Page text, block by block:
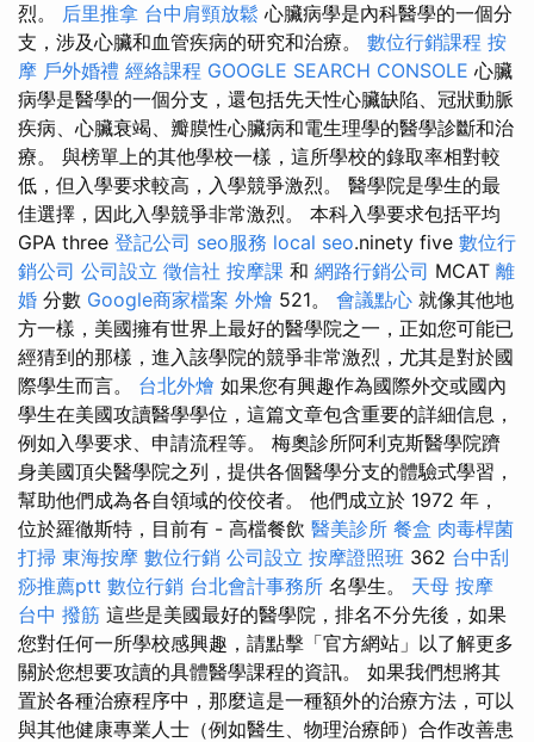
烈。 后里推拿 台中肩頸放鬆 心臟病學是內科醫學的一個分
支，涉及心臟和血管疾病的研究和治療。 數位行銷課程 按
摩 戶外婚禮 經絡課程 GOOGLE SEARCH CONSOLE 心臟
病學是醫學的一個分支，還包括先天性心臟缺陷、冠狀動脈
疾病、心臟衰竭、瓣膜性心臟病和電生理學的醫學診斷和治
療。 與榜單上的其他學校一樣，這所學校的錄取率相對較
低，但入學要求較高，入學競爭激烈。 醫學院是學生的最
佳選擇，因此入學競爭非常激烈。 本科入學要求包括平均
GPA three 登記公司 seo服務 local seo.ninety five 數位行
銷公司 公司設立 徵信社 按摩課 和 網路行銷公司 MCAT 離
婚 分數 Google商家檔案 外燴 521。 會議點心 就像其他地
方一樣，美國擁有世界上最好的醫學院之一，正如您可能已
經猜到的那樣，進入該學院的競爭非常激烈，尤其是對於國
際學生而言。 台北外燴 如果您有興趣作為國際外交或國內
學生在美國攻讀醫學學位，這篇文章包含重要的詳細信息，
例如入學要求、申請流程等。 梅奧診所阿利克斯醫學院躋
身美國頂尖醫學院之列，提供各個醫學分支的體驗式學習，
幫助他們成為各自領域的佼佼者。 他們成立於 1972 年，
位於羅徹斯特，目前有 - 高檔餐飲 醫美診所 餐盒 肉毒桿菌
打掃 東海按摩 數位行銷 公司設立 按摩證照班 362 台中刮
痧推薦ptt 數位行銷 台北會計事務所 名學生。 天母 按摩
台中 撥筋 這些是美國最好的醫學院，排名不分先後，如果
您對任何一所學校感興趣，請點擊「官方網站」以了解更多
關於您想要攻讀的具體醫學課程的資訊。 如果我們想將其
置於各種治療程序中，那麼這是一種額外的治療方法，可以
與其他健康專業人士（例如醫生、物理治療師）合作改善患